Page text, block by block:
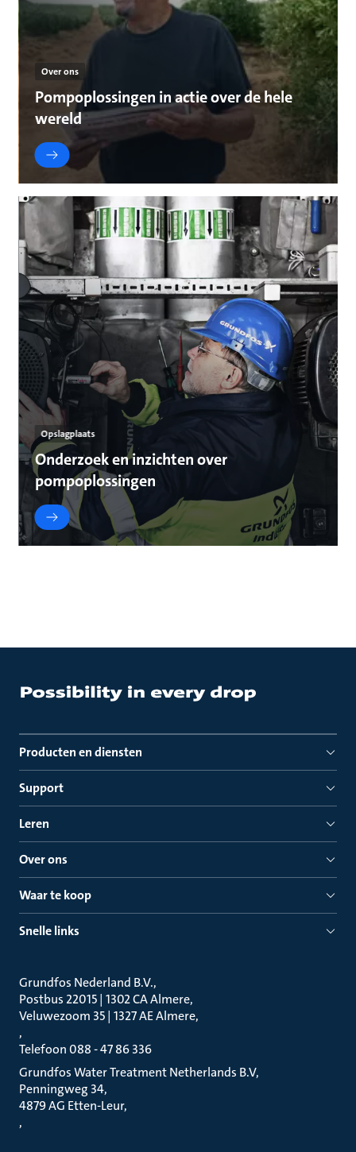
Over ons
Pompoplossingen in actie over de hele
wereld
Opslagplaats
Onderzoek en inzichten over
pompoplossingen
Producten en diensten
Support
Leren
Over ons
Waar te koop
Snelle links
Grundfos Nederland B.V.
Postbus 22015 | 1302 CA Almere
Veluwezoom 35 | 1327 AE Almere
Telefoon 088 - 47 86 336
Grundfos Water Treatment Netherlands B.V
Penningweg 34
4879 AG Etten-Leur